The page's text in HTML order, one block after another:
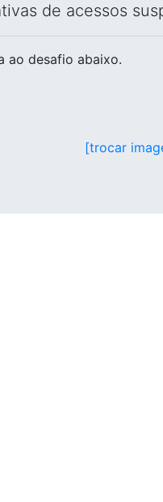
de acessos
ao desafio abaixo.
[trocar